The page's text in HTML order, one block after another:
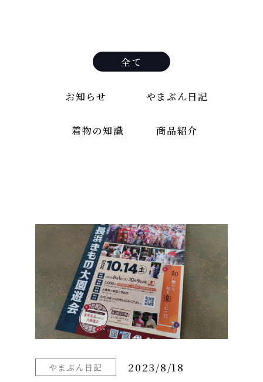
全て
お知らせ やまぶん日記
着物の知識 商品紹介
やまぶん日記 2023/8/18